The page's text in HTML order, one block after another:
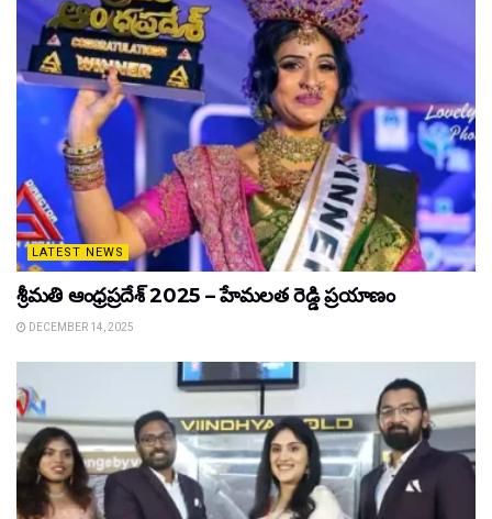
LATEST NEWS
శ్రీమతి ఆంధ్రప్రదేశ్ 2025 – హేమలత రెడ్డి ప్రయాణం
DECEMBER 14, 2025